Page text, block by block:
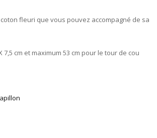
fleuri que vous pouvez accompagné de sa
7,5 cm et maximum 53 cm pour le tour de cou